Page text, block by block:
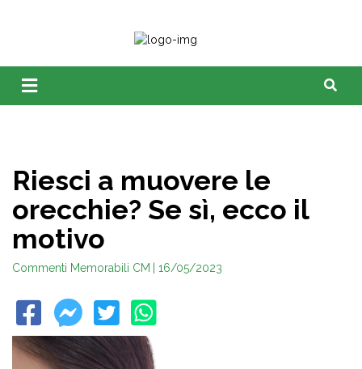
Riesci a muovere le
orecchie? Se sì, ecco il
motivo
Commenti Memorabili CM | 16/05/2023